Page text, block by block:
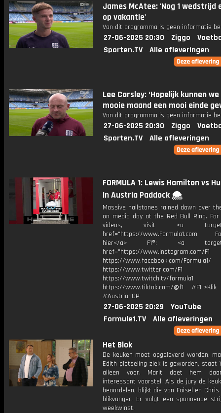
James McAtee: 'Nog 1 wedstrijd
op vakantie'
Van dit programma is geen informatie
27-06-2025 20:30 Ziggo
Sporten.TV
Alle afleveringen
Lee Carsley: ‘Hopelijk kunnen
mooie maand een mooi einde
Van dit programma is geen informatie
27-06-2025 20:30 Ziggo
Sporten.TV
Alle afleveringen
FORMULA 1: Lewis Hamilton vs
In Austria Paddock 🌨️
Massive hailstones rained down over
on media day at the Red Bull Ring. For
videos, visit <a
href="https://www.Formula1.com
hier</a> F1®: <a
href="https://www.instagram.com/F1
https://www.facebook.com/Formula1/
https://www.twitter.com/F1
https://www.twitch.tv/formula1
https://www.tiktok.com/@f1
#AustrianGP
27-06-2025 20:29
YouTube
Formule1.TV
Alle afleveringen
Het Blok
De keuken moet opgeleverd worden,
Edith plotseling ziek is geworden, staat
alleen voor. Marit doet hem
interessant voorstel. Als de jury de
beoordelen, blijkt die van Faisel en
blikvanger. Er volgt een spannende
weekwinst.